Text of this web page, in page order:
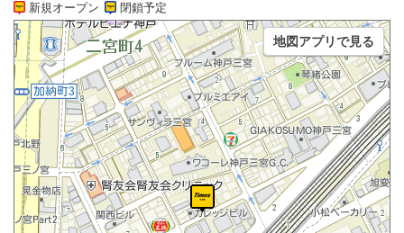
新規オープン 閉鎖予定
地図アプリで見る